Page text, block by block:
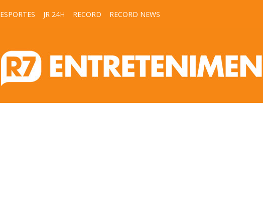
ESPORTES JR 24H RECORD RECORD NEWS